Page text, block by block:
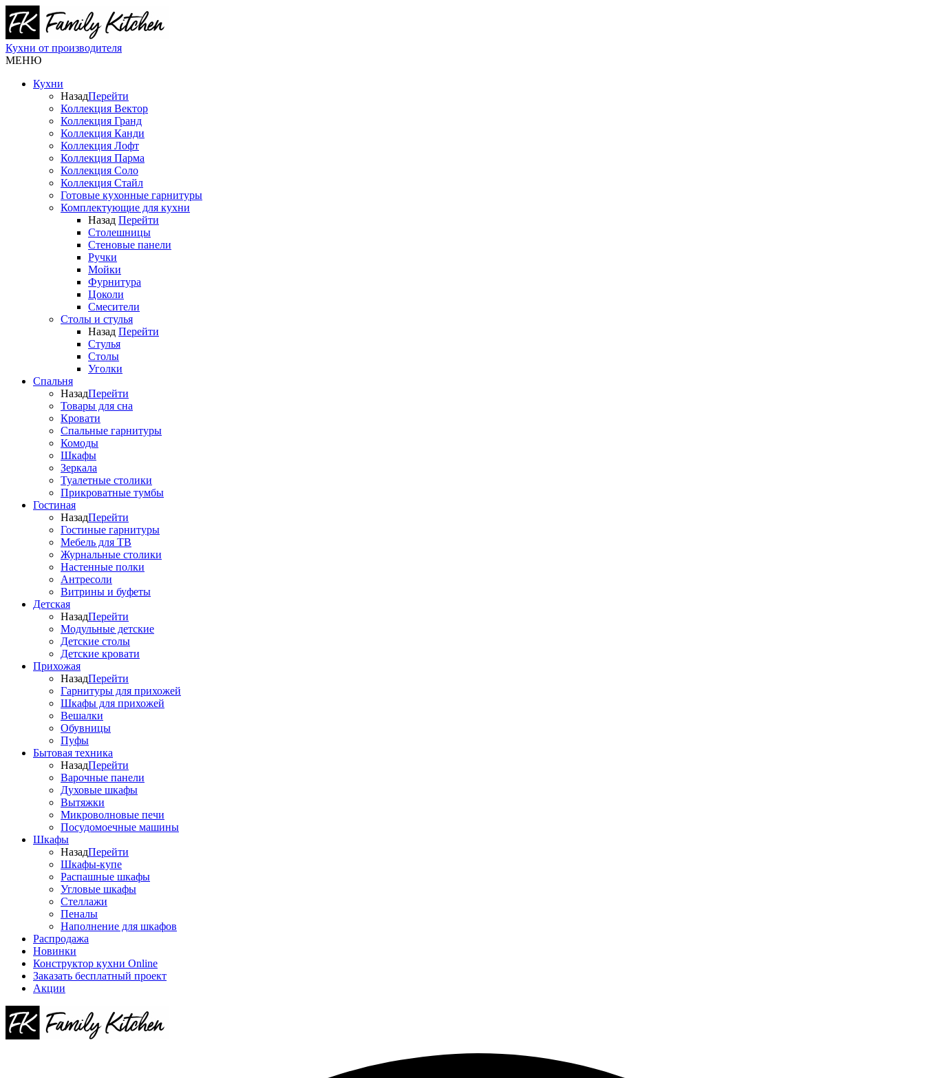
Кухни от производителя
МЕНЮ
Кухни
НазадПерейти
Коллекция Вектор
Коллекция Гранд
Коллекция Канди
Коллекция Лофт
Коллекция Парма
Коллекция Соло
Коллекция Стайл
Готовые кухонные гарнитуры
Комплектующие для кухни
Назад Перейти
Столешницы
Стеновые панели
Ручки
Мойки
Фурнитура
Цоколи
Смесители
Столы и стулья
Назад Перейти
Стулья
Столы
Уголки
Спальня
НазадПерейти
Товары для сна
Кровати
Спальные гарнитуры
Комоды
Шкафы
Зеркала
Туалетные столики
Прикроватные тумбы
Гостиная
НазадПерейти
Гостиные гарнитуры
Мебель для ТВ
Журнальные столики
Настенные полки
Антресоли
Витрины и буфеты
Детская
НазадПерейти
Модульные детские
Детские столы
Детские кровати
Прихожая
НазадПерейти
Гарнитуры для прихожей
Шкафы для прихожей
Вешалки
Обувницы
Пуфы
Бытовая техника
НазадПерейти
Варочные панели
Духовые шкафы
Вытяжки
Микроволновые печи
Посудомоечные машины
Шкафы
НазадПерейти
Шкафы-купе
Распашные шкафы
Угловые шкафы
Стеллажи
Пеналы
Наполнение для шкафов
Распродажа
Новинки
Конструктор кухни Online
Заказать бесплатный проект
Акции